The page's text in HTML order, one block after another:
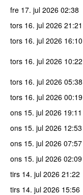
fre 17. jul 2026 02:38
tors 16. jul 2026 21:21
tors 16. jul 2026 16:10
tors 16. jul 2026 10:22
tors 16. jul 2026 05:38
tors 16. jul 2026 00:19
ons 15. jul 2026 19:11
ons 15. jul 2026 12:53
ons 15. jul 2026 07:57
ons 15. jul 2026 02:09
tirs 14. jul 2026 21:22
tirs 14. jul 2026 15:56